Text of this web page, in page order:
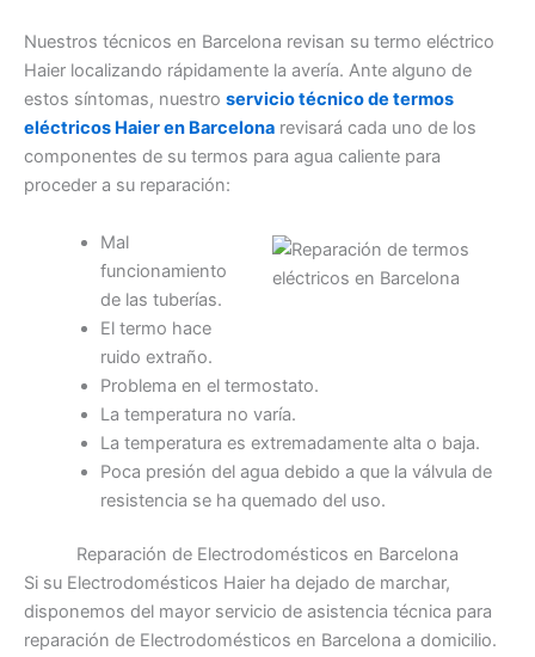
Nuestros técnicos en Barcelona revisan su termo eléctrico
Haier localizando rápidamente la avería. Ante alguno de
estos síntomas, nuestro servicio técnico de termos
eléctricos Haier en Barcelona revisará cada uno de los
componentes de su termos para agua caliente para
proceder a su reparación:
Mal
funcionamiento
de las tuberías.
El termo hace
ruido extraño.
Problema en el termostato.
La temperatura no varía.
La temperatura es extremadamente alta o baja.
Poca presión del agua debido a que la válvula de
resistencia se ha quemado del uso.
Reparación de Electrodomésticos en Barcelona
Si su Electrodomésticos Haier ha dejado de marchar,
disponemos del mayor servicio de asistencia técnica para
reparación de Electrodomésticos en Barcelona a domicilio.